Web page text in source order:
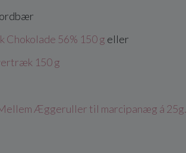
Chokolade 56% 150 g eller
150 g
Æggeruller til marcipanæg á 25g.